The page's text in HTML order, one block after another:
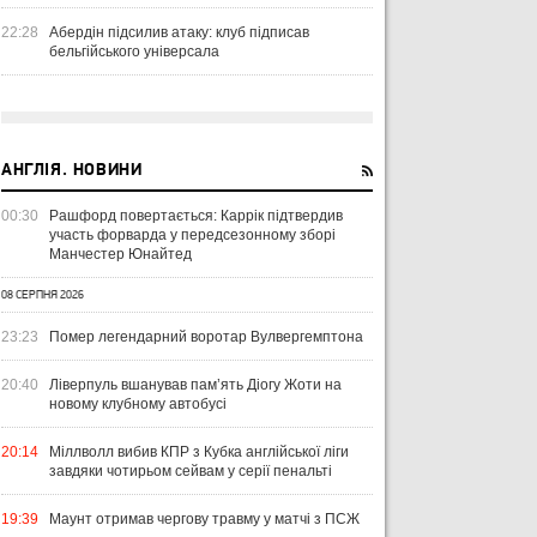
22:28
Абердін підсилив атаку: клуб підписав
бельгійського універсала
АНГЛІЯ. НОВИНИ
00:30
Рашфорд повертається: Каррік підтвердив
участь форварда у передсезонному зборі
Манчестер Юнайтед
08 СЕРПНЯ 2026
23:23 Помер легендарний воротар Вулвергемптона
20:40
Ліверпуль вшанував пам’ять Діогу Жоти на
новому клубному автобусі
20:14
Міллволл вибив КПР з Кубка англійської ліги
завдяки чотирьом сейвам у серії пенальті
19:39 Маунт отримав чергову травму у матчі з ПСЖ